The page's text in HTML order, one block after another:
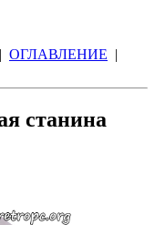
| ОГЛАВЛЕНИЕ |
станина